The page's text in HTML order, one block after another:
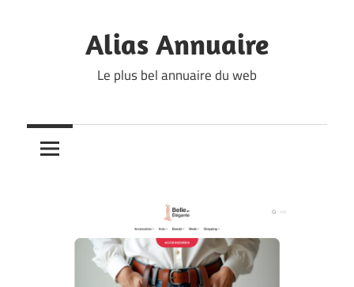
Alias Annuaire
Le plus bel annuaire du web